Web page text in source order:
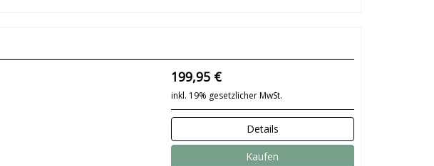
199,95 €
inkl. 19% gesetzlicher MwSt.
Details
Kaufen